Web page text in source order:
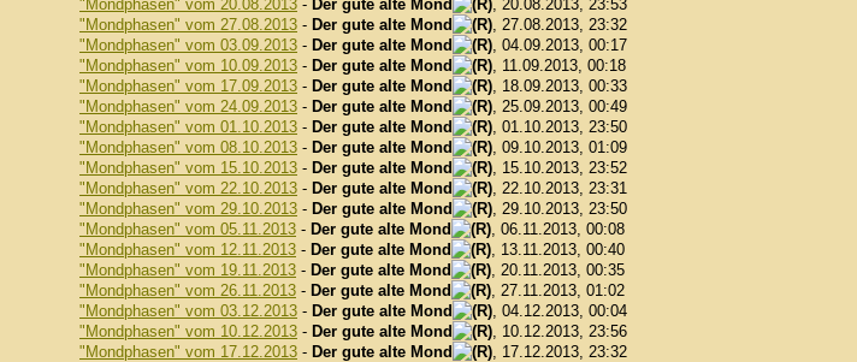
"Mondphasen" vom 20.08.2013 - Der gute alte Mond
, 20.08.2013, 23:53
"Mondphasen" vom 27.08.2013 - Der gute alte Mond
, 27.08.2013, 23:32
"Mondphasen" vom 03.09.2013 - Der gute alte Mond
, 04.09.2013, 00:17
"Mondphasen" vom 10.09.2013 - Der gute alte Mond
, 11.09.2013, 00:18
"Mondphasen" vom 17.09.2013 - Der gute alte Mond
, 18.09.2013, 00:33
"Mondphasen" vom 24.09.2013 - Der gute alte Mond
, 25.09.2013, 00:49
"Mondphasen" vom 01.10.2013 - Der gute alte Mond
, 01.10.2013, 23:50
"Mondphasen" vom 08.10.2013 - Der gute alte Mond
, 09.10.2013, 01:09
"Mondphasen" vom 15.10.2013 - Der gute alte Mond
, 15.10.2013, 23:52
"Mondphasen" vom 22.10.2013 - Der gute alte Mond
, 22.10.2013, 23:31
"Mondphasen" vom 29.10.2013 - Der gute alte Mond
, 29.10.2013, 23:50
"Mondphasen" vom 05.11.2013 - Der gute alte Mond
, 06.11.2013, 00:08
"Mondphasen" vom 12.11.2013 - Der gute alte Mond
, 13.11.2013, 00:40
"Mondphasen" vom 19.11.2013 - Der gute alte Mond
, 20.11.2013, 00:35
"Mondphasen" vom 26.11.2013 - Der gute alte Mond
, 27.11.2013, 01:02
"Mondphasen" vom 03.12.2013 - Der gute alte Mond
, 04.12.2013, 00:04
"Mondphasen" vom 10.12.2013 - Der gute alte Mond
, 10.12.2013, 23:56
"Mondphasen" vom 17.12.2013 - Der gute alte Mond
, 17.12.2013, 23:32